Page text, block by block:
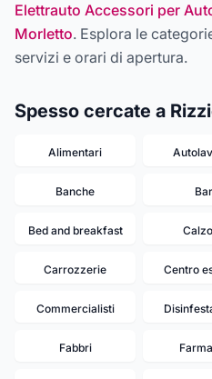
Elettrauto Accessori per
Morletto. Esplora le
servizi e orari di apertura.
Spesso cercate a
Alimentari
Banche Bar
Bed and breakfast
Carrozzerie Centro
Commercialisti
Fabbri